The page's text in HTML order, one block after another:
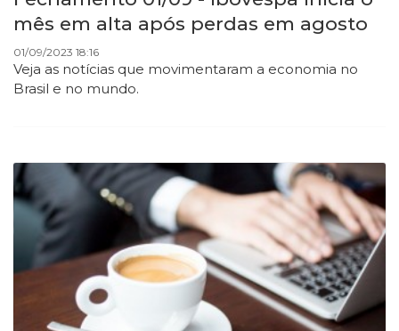
mês em alta após perdas em agosto
01/09/2023 18:16
Veja as notícias que movimentaram a economia no
Brasil e no mundo.